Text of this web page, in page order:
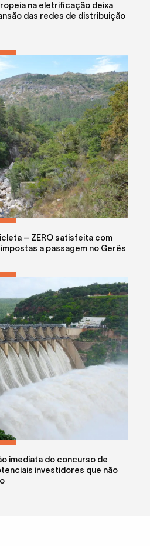
na eletrificação deixa
das redes de distribuição
– ZERO satisfeita com
a passagem no Gerês
imediata do concurso de
investidores que não